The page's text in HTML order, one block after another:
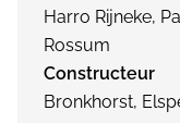
Harro Rijneke,
Rossum
Constructeur
Bronkhorst,